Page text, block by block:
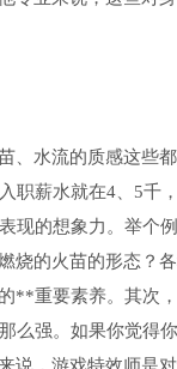
、水流的质感这些
职薪水就在4、5千
的想象力。举个
烧的火苗的形态？
**重要素养。其次
么强。如果你觉得
说，游戏特效师是